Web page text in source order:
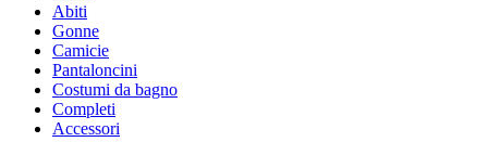
Abiti
Gonne
Camicie
Pantaloncini
Costumi da bagno
Completi
Accessori